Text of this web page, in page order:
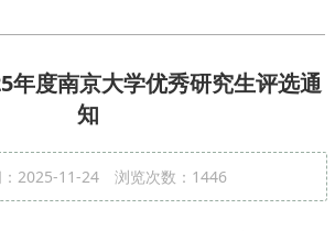
年度南京大学优秀研究生评选通
知
2025-11-24 浏览次数： 1446